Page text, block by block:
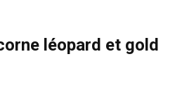
léopard et gold